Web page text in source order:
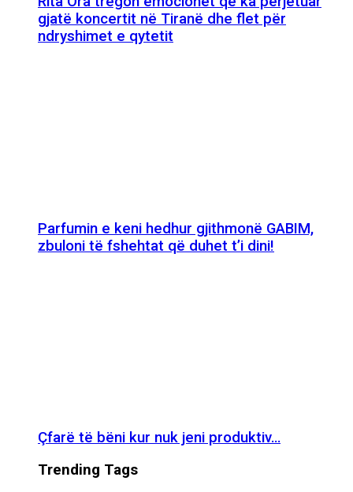
gjatë koncertit në Tiranë dhe flet për
ndryshimet e qytetit
Parfumin e keni hedhur gjithmonë GABIM,
zbuloni të fshehtat që duhet t’i dini!
Çfarë të bëni kur nuk jeni produktiv…
Trending Tags